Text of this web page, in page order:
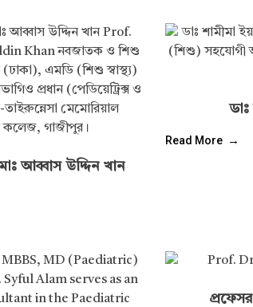
আব্বাস উদ্দিন খান
ডাঃ
Read More
প্রফেসর